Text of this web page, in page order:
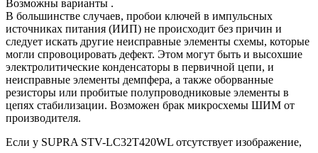
Возможны варианты .
В большинстве случаев, пробои ключей в импульсных
источниках питания (ИИП) не происходит без причин и
следует искать другие неисправные элементы схемы, которые
могли спровоцировать дефект. Этом могут быть и высохшие
электролитические конденсаторы в первичной цепи, и
неисправные элементы демпфера, а также оборванные
резисторы или пробитые полупроводниковые элементы в
цепях стабилизации. Возможен брак микросхемы ШИМ от
производителя.
Если у SUPRA STV-LC32T420WL отсутствует изображение,